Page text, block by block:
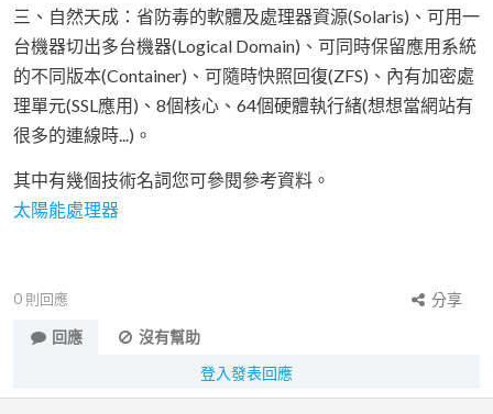
三、自然天成：省防毒的軟體及處理器資源(Solaris)、可用一
台機器切出多台機器(Logical Domain)、可同時保留應用系統
的不同版本(Container)、可隨時快照回復(ZFS)、內有加密處
理單元(SSL應用)、8個核心、64個硬體執行緒(想想當網站有
很多的連線時...)。
其中有幾個技術名詞您可參閱參考資料。
太陽能處理器
0 則回應
分享
回應
沒有幫助
登入發表回應